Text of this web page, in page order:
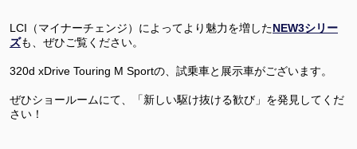
LCI（マイナーチェンジ）によってより魅力を増したNEW3シリー
ズも、ぜひご覧ください。
320d xDrive Touring M Sportの、試乗車と展示車がございます。
ぜひショールームにて、「新しい駆け抜ける歓び」を発見してくだ
さい！